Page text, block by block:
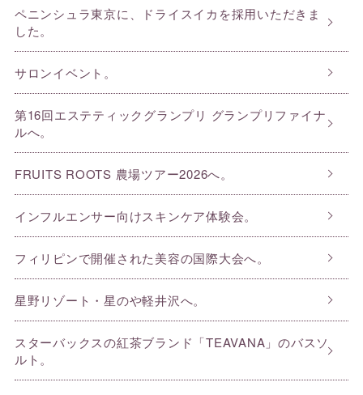
ペニンシュラ東京に、ドライスイカを採用いただきま
した。
サロンイベント。
第16回エステティックグランプリ グランプリファイナ
ルへ。
FRUITS ROOTS 農場ツアー2026へ。
インフルエンサー向けスキンケア体験会。
フィリピンで開催された美容の国際大会へ。
星野リゾート・星のや軽井沢へ。
スターバックスの紅茶ブランド「TEAVANA」のバスソ
ルト。